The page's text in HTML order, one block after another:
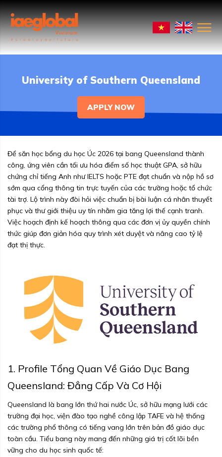
University of Southern Queensland
APPLY NOW
Để săn học bổng du học Úc 2026 tại bang Queensland thành
công, ứng viên cần tối ưu hóa điểm số học thuật GPA, sở hữu
chứng chỉ tiếng Anh như IELTS hoặc PTE đạt chuẩn và nộp hồ sơ
sớm qua cổng thông tin trực tuyến của các trường hoặc tổ chức
tài trợ. Lộ trình này đòi hỏi việc chuẩn bị bài luận cá nhân thuyết
phục và thư giới thiệu uy tín nhằm gia tăng lợi thế cạnh tranh.
Việc hoạch định kế hoạch thông qua các đơn vị ủy quyền chính
thức giúp đơn giản hóa quy trình xét duyệt và nâng cao tỷ lệ
đạt thị thực.
1. Profile Tổng Quan Về Giáo Dục Bang
Queensland: Đẳng Cấp Và Cơ Hội
Queensland là bang lớn thứ hai nước Úc, sở hữu mạng lưới các
trường đại học, viện đào tạo nghề công lập TAFE và hệ thống
các trường phổ thông có tiếng vang lớn trên bản đồ giáo dục
toàn cầu. Tiểu bang này mang đến những giá trị cốt lõi bền
vững cho du học sinh quốc tế: